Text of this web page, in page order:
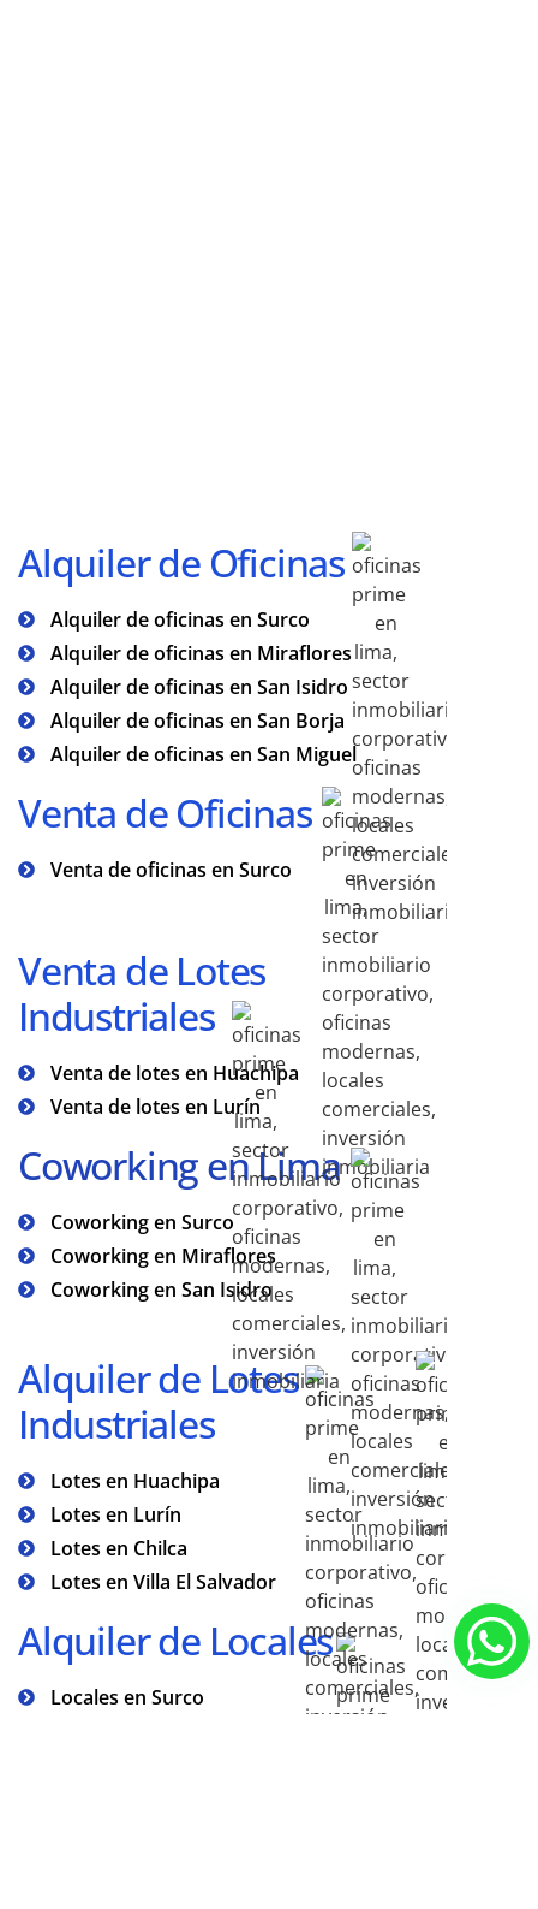
Alquiler de Oficinas
Alquiler de oficinas en Surco
Alquiler de oficinas en Miraflores
Alquiler de oficinas en San Isidro
Alquiler de oficinas en San Borja
Alquiler de oficinas en San Miguel
Venta de Oficinas
Venta de oficinas en Surco
Venta de Lotes
Industriales
Venta de lotes en Huachipa
Venta de lotes en Lurín
Coworking en Lima
Coworking en Surco
Coworking en Miraflores
Coworking en San Isidro
Alquiler de Lotes
Industriales
Lotes en Huachipa
Lotes en Lurín
Lotes en Chilca
Lotes en Villa El Salvador
Alquiler de Locales
Locales en Surco